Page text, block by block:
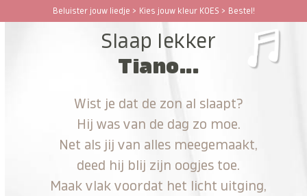
Beluister jouw liedje > Kies jouw kleur KOES > Bestel!
Open
Close
Slaap lekker
Tiano...
Wist je dat de zon al slaapt?
Hij was van de dag zo moe.
Net als jij van alles meegemaakt,
deed hij blij zijn oogjes toe.
Maak vlak voordat het licht uitging,